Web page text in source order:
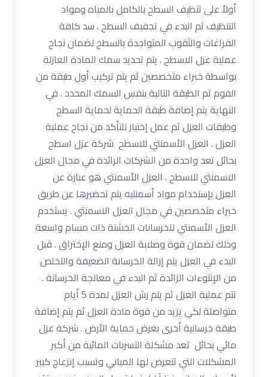
أولاً على تنظيف السطح بالكامل بالمياه ومواد
التنظيف ثم البدء في تجفيف السطح . سد كافة
الفراغات والثقوب المتواجدة بالسطح لضمان نجاح
عملية عزل الاسطح . يتم تحديد سمك المادة العازلة
بواسطة خبراء متخصصين ثم يتم تركيب أول طبقة من
الفوم ثم الطبقة التالية بنفس السمك المحدد . في
النهاية يتم إضافة طبقة الحماية لحماية السطح
وطبقات العزل ثم عمل إختبار للتأكد من نجاح عملية
العزل . العزل الأسمنتي للاسطح شركة عزل اسطح
بحائل تعد واحدة من الشركات الرائدة في مجال العزل
الاسمنتي للاسطح . العزل الأسمنتي هو عبارة عن
العزل بإستخدام مواد أسمنتيه يتم تحضيرها عن طريق
خبراء متخصصين في مجال العزل الاسمنتي . يستخدم
العزل الأسمنتي للخرسانات الخشنة ذات مسام واسعة
وذلك لضمان قوة وصلابة العزل ومنع الإختراق . قبل
البدء في العزل يتم إزالة الخرسانة الضعيفة والتخلص
من الإنتوءات الزائدة ثم البدء في معالجة الخرسانة .
تتم عملية العزل ثم يتم رش العزل لمدة 5 أيام
متواصلة لكي يزيد من قوة مادة العزل ثم يتم إضافة
طبقة خرسانية أخرى بغرض حماية الأرض . شركة عزل
مائي بحائل تعد مشكلة التسربات المائية من أكبر
المشكلات التي تتعرض لها المباني وتسبب إنزعاج كبير